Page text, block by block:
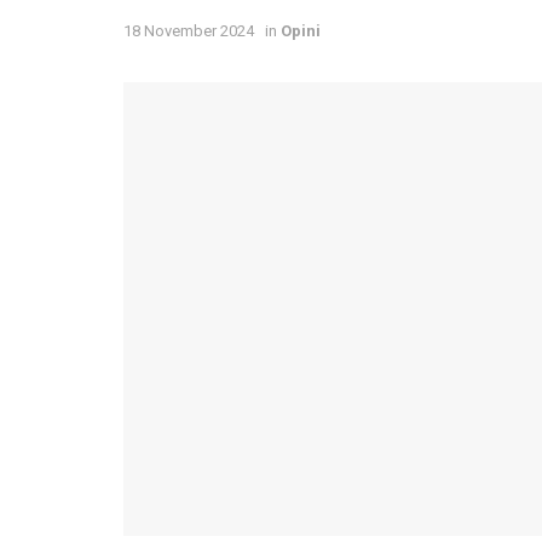
18 November 2024 in Opini